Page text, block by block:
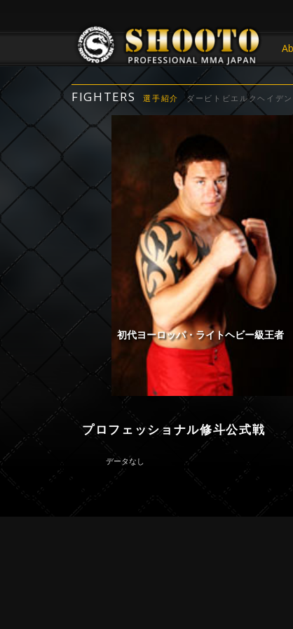
FIGHTERS 選手紹介 ダービトビエルクヘイデン
初代ヨーロッパ・ライトヘビー級王者
プロフェッショナル修斗公式戦
データなし